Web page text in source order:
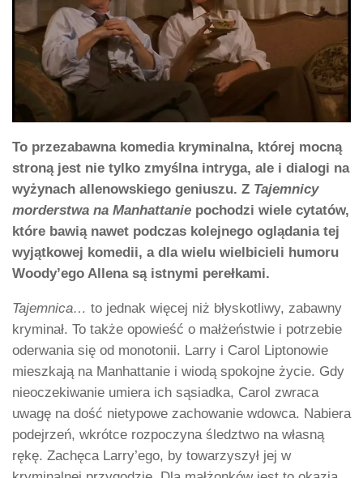
To przezabawna komedia kryminalna, której mocną
stroną jest nie tylko zmyślna intryga, ale i dialogi na
wyżynach allenowskiego geniuszu. Z Tajemnicy
morderstwa na Manhattanie pochodzi wiele cytatów,
które bawią nawet podczas kolejnego oglądania tej
wyjątkowej komedii, a dla wielu wielbicieli humoru
Woody’ego Allena są istnymi perełkami.
Tajemnica… to jednak więcej niż błyskotliwy, zabawny
kryminał. To także opowieść o małżeństwie i potrzebie
oderwania się od monotonii. Larry i Carol Liptonowie
mieszkają na Manhattanie i wiodą spokojne życie. Gdy
nieoczekiwanie umiera ich sąsiadka, Carol zwraca
uwagę na dość nietypowe zachowanie wdowca. Nabiera
podejrzeń, wkrótce rozpoczyna śledztwo na własną
rękę. Zachęca Larry’ego, by towarzyszył jej w